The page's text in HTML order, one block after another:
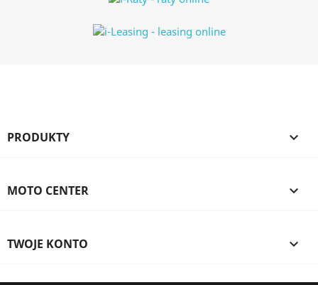
PRODUKTY 
MOTO CENTER 
TWOJE KONTO 